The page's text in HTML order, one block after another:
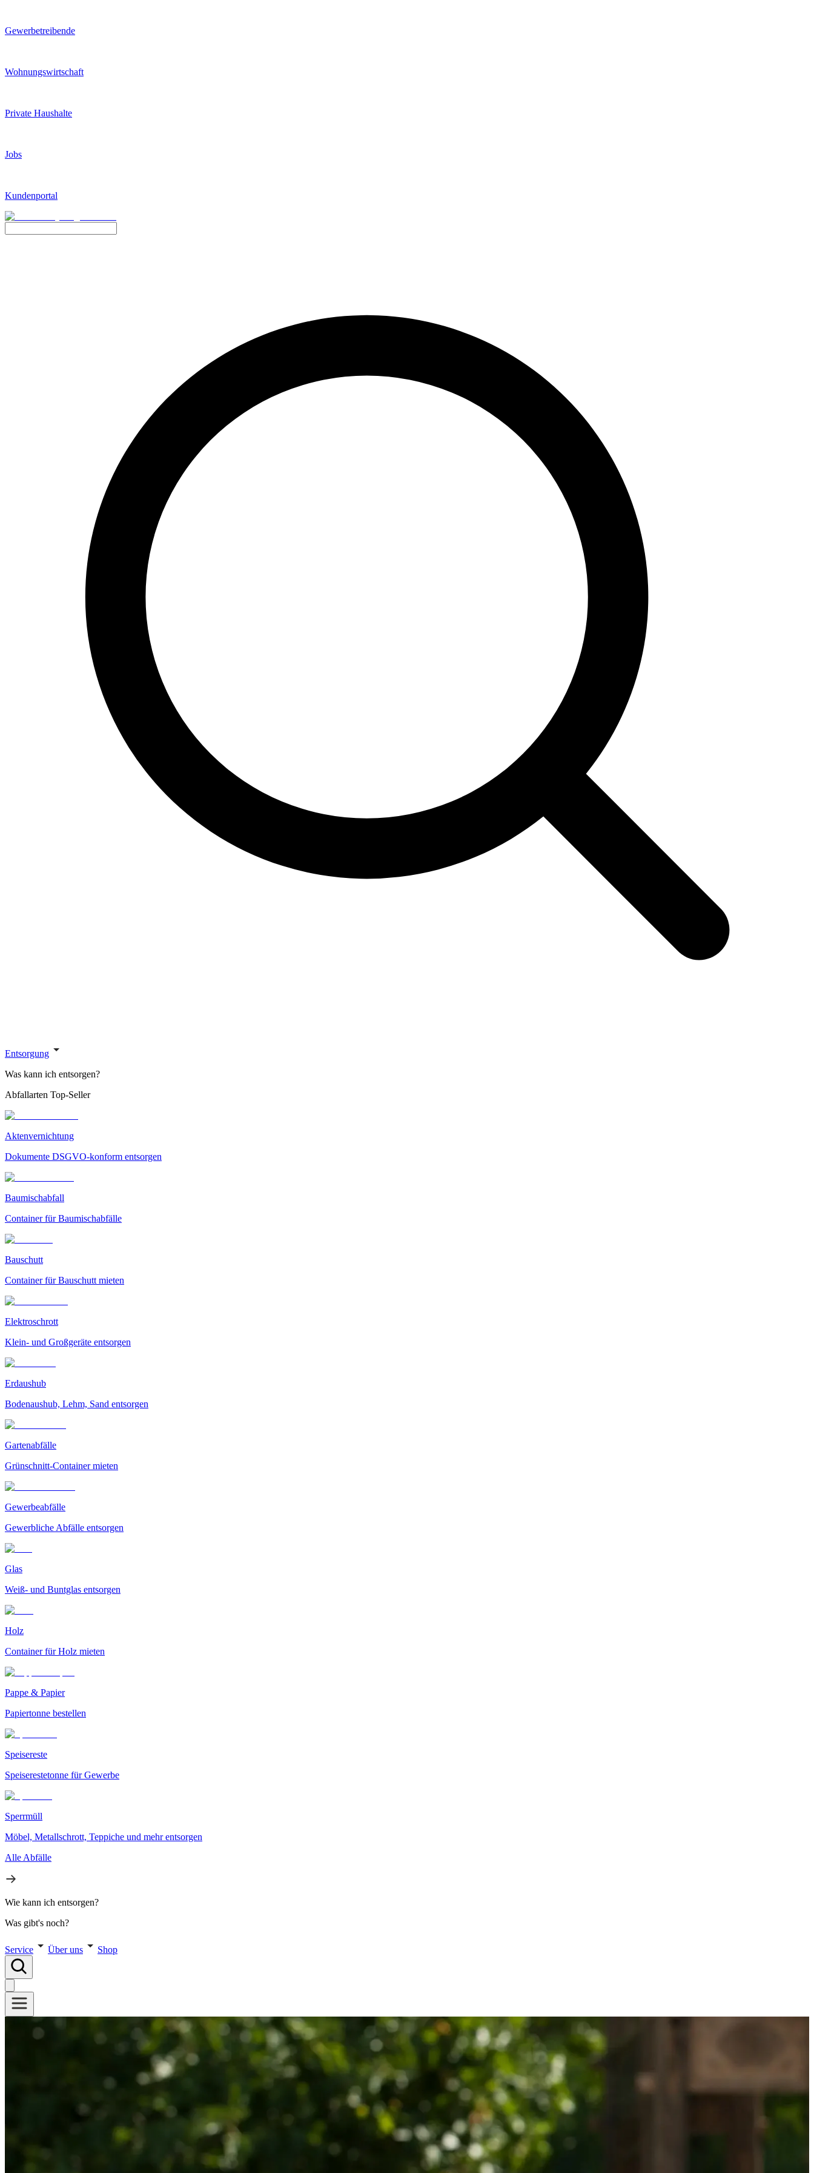
Gewerbetreibende
Wohnungswirtschaft
Private Haushalte
Jobs
Kundenportal
Entsorgung
Was kann ich entsorgen?
Abfallarten Top-Seller
Aktenvernichtung
Dokumente DSGVO-konform entsorgen
Baumischabfall
Container für Baumischabfälle
Bauschutt
Container für Bauschutt mieten
Elektroschrott
Klein- und Großgeräte entsorgen
Erdaushub
Bodenaushub, Lehm, Sand entsorgen
Gartenabfälle
Grünschnitt-Container mieten
Gewerbeabfälle
Gewerbliche Abfälle entsorgen
Glas
Weiß- und Buntglas entsorgen
Holz
Container für Holz mieten
Pappe & Papier
Papiertonne bestellen
Speisereste
Speiserestetonne für Gewerbe
Sperrmüll
Möbel, Metallschrott, Teppiche und mehr entsorgen
Alle Abfälle
Wie kann ich entsorgen?
Was gibt's noch?
Service Über uns Shop